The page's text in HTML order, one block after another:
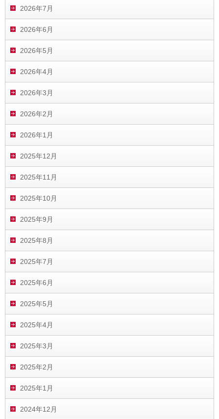
2026年7月
2026年6月
2026年5月
2026年4月
2026年3月
2026年2月
2026年1月
2025年12月
2025年11月
2025年10月
2025年9月
2025年8月
2025年7月
2025年6月
2025年5月
2025年4月
2025年3月
2025年2月
2025年1月
2024年12月